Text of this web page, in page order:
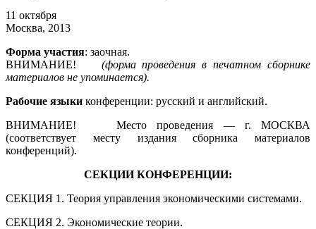
11 октября
Москва, 2013
Форма участия: заочная.
ВНИМАНИЕ! (форма проведения в печатном сборнике
материалов не упоминается).
Рабочие языки конференции: русский и английский.
ВНИМАНИЕ! Место проведения — г. МОСКВА
(соответствует месту издания сборника материалов
конференций).
СЕКЦИИ КОНФЕРЕНЦИИ:
СЕКЦИЯ 1. Теория управления экономическими системами.
СЕКЦИЯ 2. Экономические теории.